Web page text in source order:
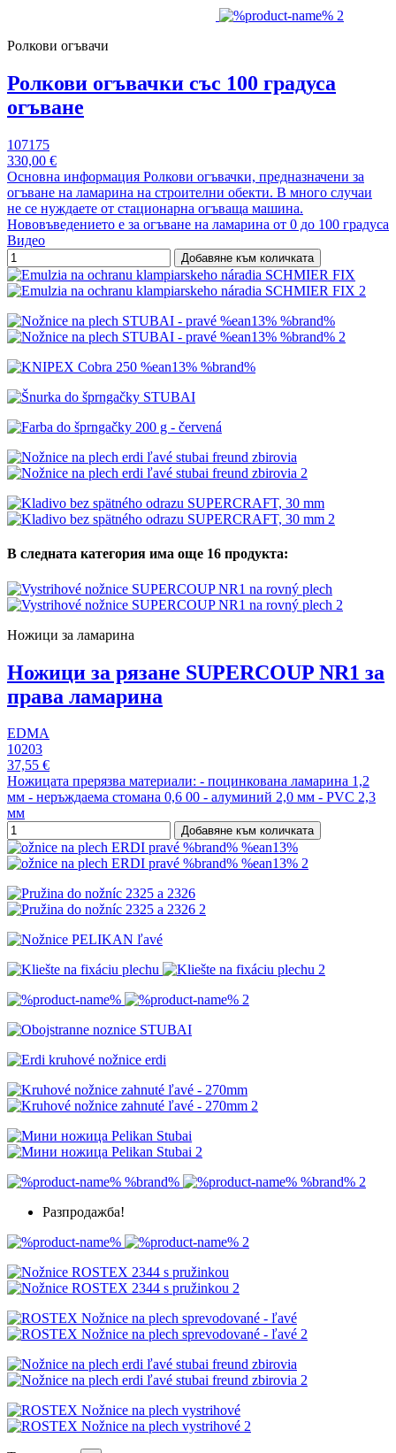
Ролкови огъвачи
Ролкови огъвачки със 100 градуса
огъване
107175
330,00 €
Основна информация Ролкови огъвачки, предназначени за
огъване на ламарина на строителни обекти. В много случаи
не се нуждаете от стационарна огъваща машина.
Нововъведението е за огъване на ламарина от 0 до 100 градуса
Видео
Добавяне към количката
В следната категория има още 16 продукта:
Ножици за ламарина
Ножици за рязане SUPERCOUP NR1 за
права ламарина
EDMA
10203
37,55 €
Ножицата прерязва материали: - поцинкована ламарина 1,2
мм - неръждаема стомана 0,6 00 - алуминий 2,0 мм - PVC 2,3
мм
Добавяне към количката
Разпродажба!